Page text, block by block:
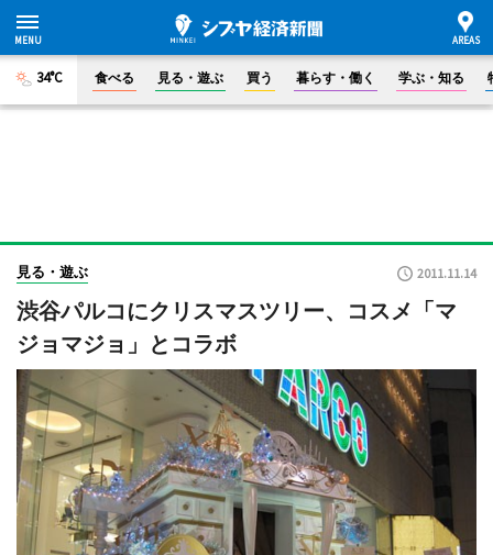
34°C 食べる 見る・遊ぶ 買う 暮らす・働く 学ぶ・知る
見る・遊ぶ 2011.11.14
渋谷パルコにクリスマスツリー、コスメ「マ
ジョマジョ」とコラボ